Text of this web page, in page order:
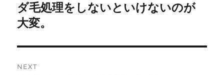
post:
ダ毛処理をしないといけないのが
大変。
NEXT